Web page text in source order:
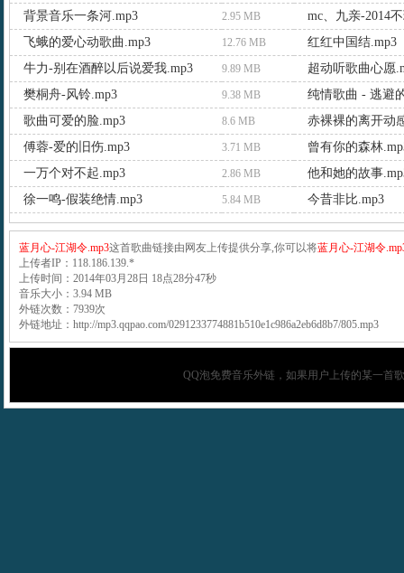
背景音乐一条河.mp3
2.95 MB
mc、九亲-2014
飞蛾的爱心动歌曲.mp3
12.76 MB
红红中国结.mp3
牛力-别在酒醉以后说爱我.mp3
9.89 MB
超动听歌曲心愿
樊桐舟-风铃.mp3
9.38 MB
纯情歌曲 - 逃避
歌曲可爱的脸.mp3
8.6 MB
赤裸裸的离开动
傅蓉-爱的旧伤.mp3
3.71 MB
曾有你的森林
一万个对不起.mp3
2.86 MB
他和她的故事
徐一鸣-假装绝情.mp3
5.84 MB 今昔非比.mp3
蓝月心-江湖令.mp3这首歌曲链接由网友上传提供分享,你可以将蓝月心-江湖令
上传者IP：118.186.139.*
上传时间：2014年03月28日 18点28分47秒
音乐大小：3.94 MB
外链次数：7939次
外链地址：http://mp3.qqpao.com/0291233774881b510e1c986a2eb6d8b7/805.mp3
QQ泡免费音乐外链，如果用户上传的某一首